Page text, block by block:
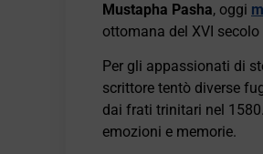
Mustapha Pasha, oggi
ottomana del XVI
Per gli appassionati di
scrittore tentò diverse
dai frati trinitari nel
emozioni e memorie.